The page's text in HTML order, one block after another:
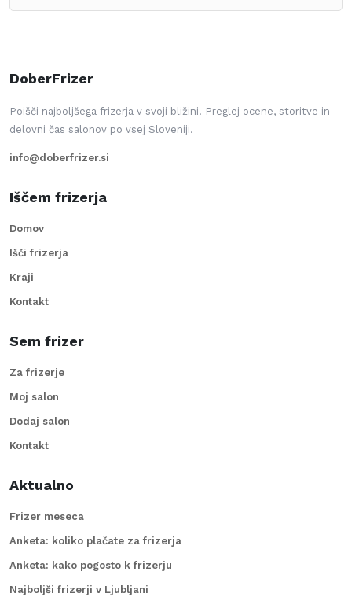
DoberFrizer
Poišči najboljšega frizerja v svoji bližini. Preglej ocene, storitve in
delovni čas salonov po vsej Sloveniji.
info@doberfrizer.si
Iščem frizerja
Domov
Išči frizerja
Kraji
Kontakt
Sem frizer
Za frizerje
Moj salon
Dodaj salon
Kontakt
Aktualno
Frizer meseca
Anketa: koliko plačate za frizerja
Anketa: kako pogosto k frizerju
Najboljši frizerji v Ljubljani